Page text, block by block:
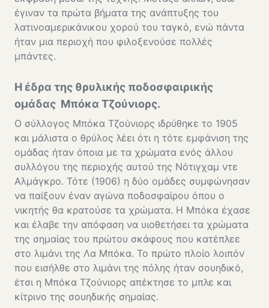
έγιναν τα πρώτα βήματα της ανάπτυξης του
λατινοαμερικάνικου χορού του ταγκό, ενώ πάντα
ήταν μια περιοχή που φιλοξενούσε πολλές
μπάντες.
Η έδρα της θρυλικής ποδοσφαιρικής
ομάδας Μπόκα Τζούνιορς.
Ο σύλλογος Μπόκα Τζούνιορς ιδρύθηκε το 1905
και μάλιστα ο θρύλος λέει ότι η τότε εμφάνιση της
ομάδας ήταν όποια με τα χρώματα ενός άλλου
συλλόγου της περιοχής αυτού της Νότιγχαμ ντε
Αλμάγκρο. Τότε (1906) η δύο ομάδες συμφώνησαν
να παίξουν έναν αγώνα ποδοσφαίρου όπου ο
νικητής θα κρατούσε τα χρώματα. Η Μπόκα έχασε
και έλαβε την απόφαση να υιοθετήσει τα χρώματα
της σημαίας του πρώτου σκάφους που κατέπλεε
στο λιμάνι της Λα Μπόκα. Το πρώτο πλοίο λοιπόν
που εισήλθε στο λιμάνι της πόλης ήταν σουηδικό,
έτσι η Μπόκα Τζούνιορς απέκτησε το μπλε και
κίτρινο της σουηδικής σημαίας.